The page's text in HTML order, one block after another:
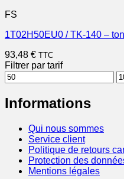
FS
1T02H50EU0 / TK-140 –
93,48 € TTC
Filtrer par tarif
Prix
min
Informations
Qui nous sommes
Service client
Politique de retours
Protection des
Mentions légales